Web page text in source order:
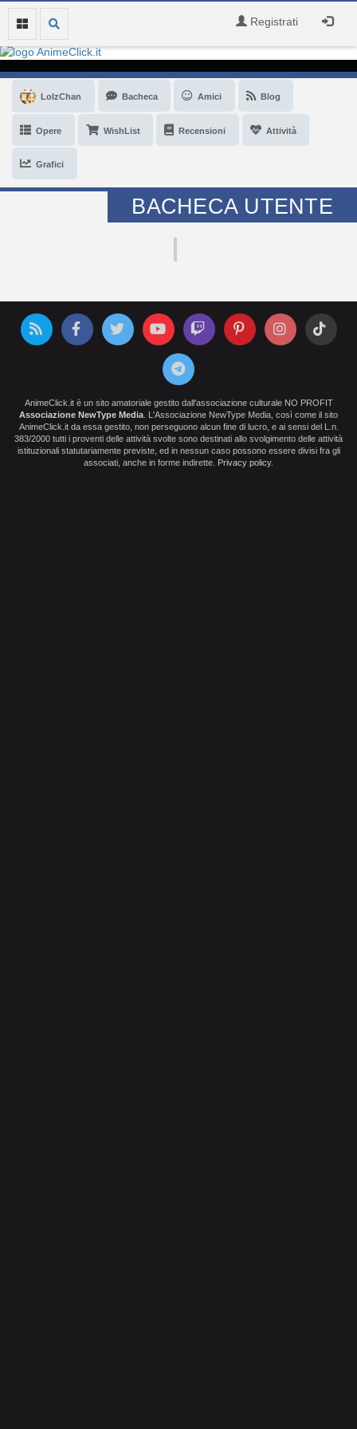
Registrati
LolzChan Bacheca Amici Blog
Opere WishList Recensioni Attività
Grafici
BACHECA UTENTE
AnimeClick.it è un sito amatoriale gestito dall'associazione culturale NO PROFIT
Associazione NewType Media . L'Associazione NewType Media, così come il sito
AnimeClick.it da essa gestito, non perseguono alcun fine di lucro, e ai sensi del L.n.
383/2000 tutti i proventi delle attività svolte sono destinati allo svolgimento delle attività
istituzionali statutariamente previste, ed in nessun caso possono essere divisi fra gli
associati, anche in forme indirette.
Privacy policy.